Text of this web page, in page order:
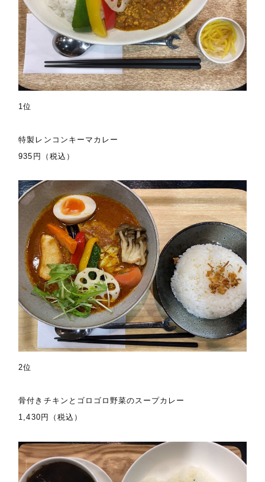
1位
特製レンコンキーマカレー
935円（税込）
2位
骨付きチキンとゴロゴロ野菜のスープカレー
1,430円（税込）